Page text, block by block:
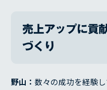
売上アップに貢
づくり
野山：数々の成功を経験